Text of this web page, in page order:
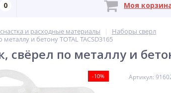
0 Моя
и расходные материалы
Наборы сверл
и бетону TOTAL TACSD3165
свёрел по металлу и
-10% Артикул: